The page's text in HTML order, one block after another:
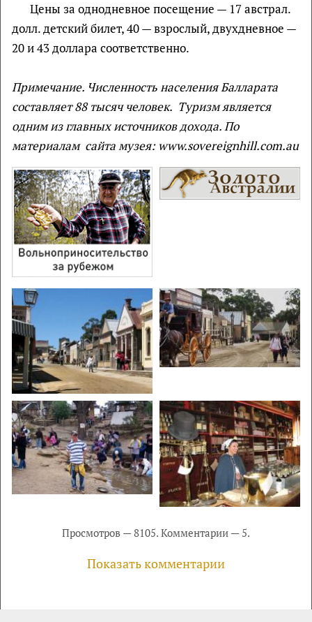
Цены за однодневное посещение — 17 австрал.
долл. детский билет, 40 — взрослый, двухдневное —
20 и 43 доллара соответственно.
Примечание. Численность населения Балларата
составляет 88 тысяч человек. Туризм является
одним из главных источников дохода. По
материалам сайта музея: www.sovereignhill.com.au
Просмотров — 8105. Комментарии — 5.
Показать комментарии